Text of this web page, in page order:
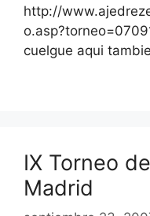
http://
cuelgue aqui
IX Torneo
Madrid